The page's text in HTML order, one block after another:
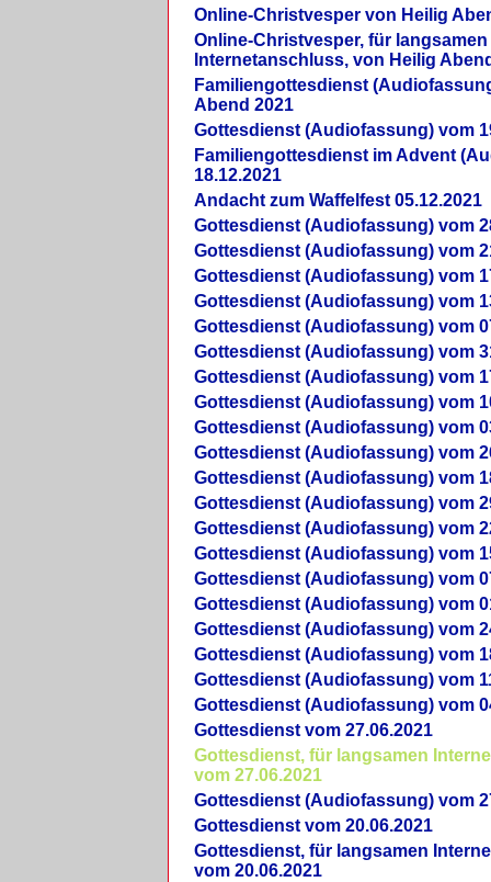
Online-Christvesper von Heilig
Online-Christvesper, für langsamen
Internetanschluss, von Heilig
Familiengottesdienst
Abend 2021
Gottesdienst (Audiofassung) vom
Familiengottesdienst im Advent
18.12.2021
Andacht zum Waffelfest 05.12.2021
Gottesdienst (Audiofassung) vom
Gottesdienst (Audiofassung) vom
Gottesdienst (Audiofassung) vom
Gottesdienst (Audiofassung) vom
Gottesdienst (Audiofassung) vom
Gottesdienst (Audiofassung) vom
Gottesdienst (Audiofassung) vom
Gottesdienst (Audiofassung) vom
Gottesdienst (Audiofassung) vom
Gottesdienst (Audiofassung) vom
Gottesdienst (Audiofassung) vom
Gottesdienst (Audiofassung) vom
Gottesdienst (Audiofassung) vom
Gottesdienst (Audiofassung) vom
Gottesdienst (Audiofassung) vom
Gottesdienst (Audiofassung) vom
Gottesdienst (Audiofassung) vom
Gottesdienst (Audiofassung) vom
Gottesdienst (Audiofassung) vom
Gottesdienst (Audiofassung) vom
Gottesdienst vom 27.06.2021
Gottesdienst, für langsamen
vom 27.06.2021
Gottesdienst (Audiofassung) vom
Gottesdienst vom 20.06.2021
Gottesdienst, für langsamen
vom 20.06.2021